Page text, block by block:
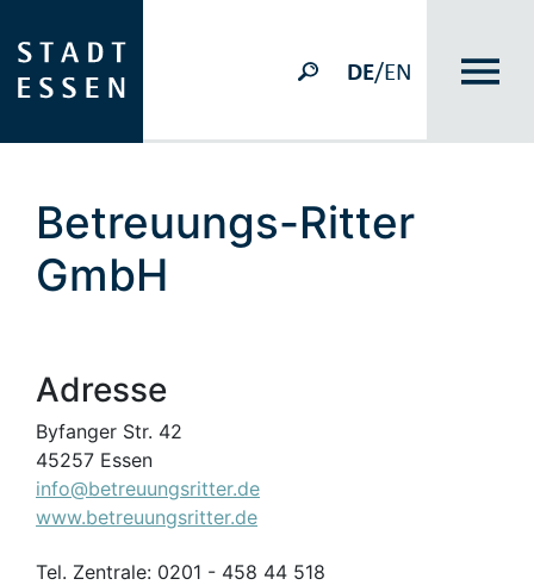
DE/EN
Betreuungs-Ritter
GmbH
Adresse
Byfanger Str. 42
45257 Essen
info@betreuungsritter.de
www.betreuungsritter.de
Tel. Zentrale: 0201 - 458 44 518